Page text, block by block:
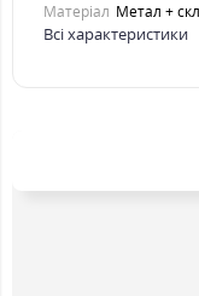
Матеріал Метал +
Всі характеристики